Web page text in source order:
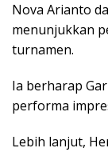
Nova Arianto
menunjukkan
turnamen.
Ia berharap
performa
Lebih lanjut,